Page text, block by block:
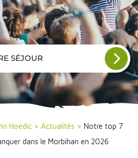
SÉJOUR
Hoëdic> Actualités > Notre top 7
dans le Morbihan en 2026